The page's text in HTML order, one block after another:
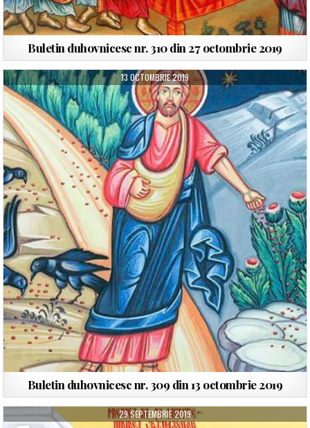
Buletin duhovnicesc nr. 310 din 27 octombrie 2019
13 OCTOMBRIE 2019
Buletin duhovnicesc nr. 309 din 13 octombrie 2019
29 SEPTEMBRIE 2019